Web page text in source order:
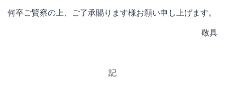
何卒ご賢察の上、ご了承賜ります様お願い申し上げます。
敬具
記